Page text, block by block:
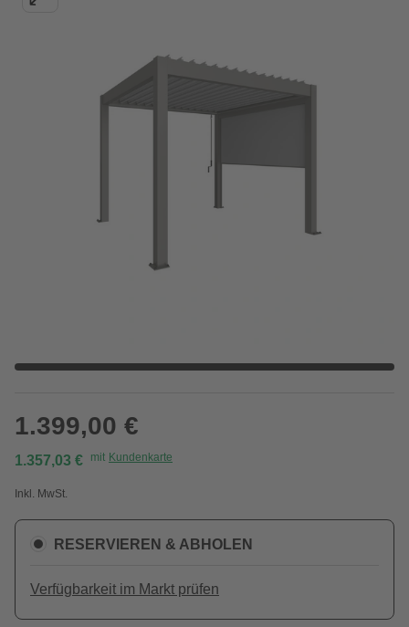
1.399,00 €
1.357,03 € mit Kundenkarte
Inkl. MwSt.
RESERVIEREN & ABHOLEN
Verfügbarkeit im Markt prüfen